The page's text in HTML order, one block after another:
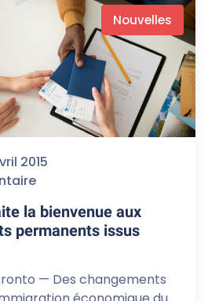
Nouvelles
2015
la bienvenue aux
permanents issus
— Des changements